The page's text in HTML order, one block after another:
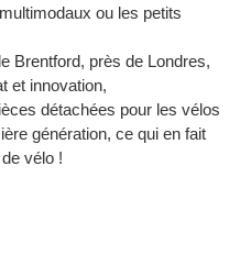
ou les petits
Brentford, près de Londres,
et innovation,
détachées pour les vélos
génération, ce qui en fait
vélo !